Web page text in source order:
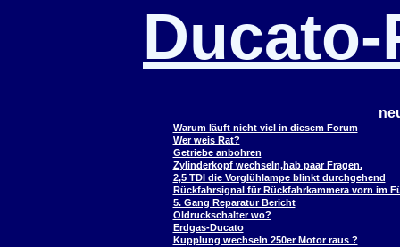
Warum läuft nicht viel in diesem Forum
Wer weis Rat?
Getriebe anbohren
Zylinderkopf wechseln,hab paar Fragen.
2,5 TDI die Vorglühlampe blinkt durchgehend
Rückfahrsignal für Rückfahrkammera vorn im
5. Gang Reparatur Bericht
Öldruckschalter wo?
Erdgas-Ducato
Kupplung wechseln 250er Motor raus ?